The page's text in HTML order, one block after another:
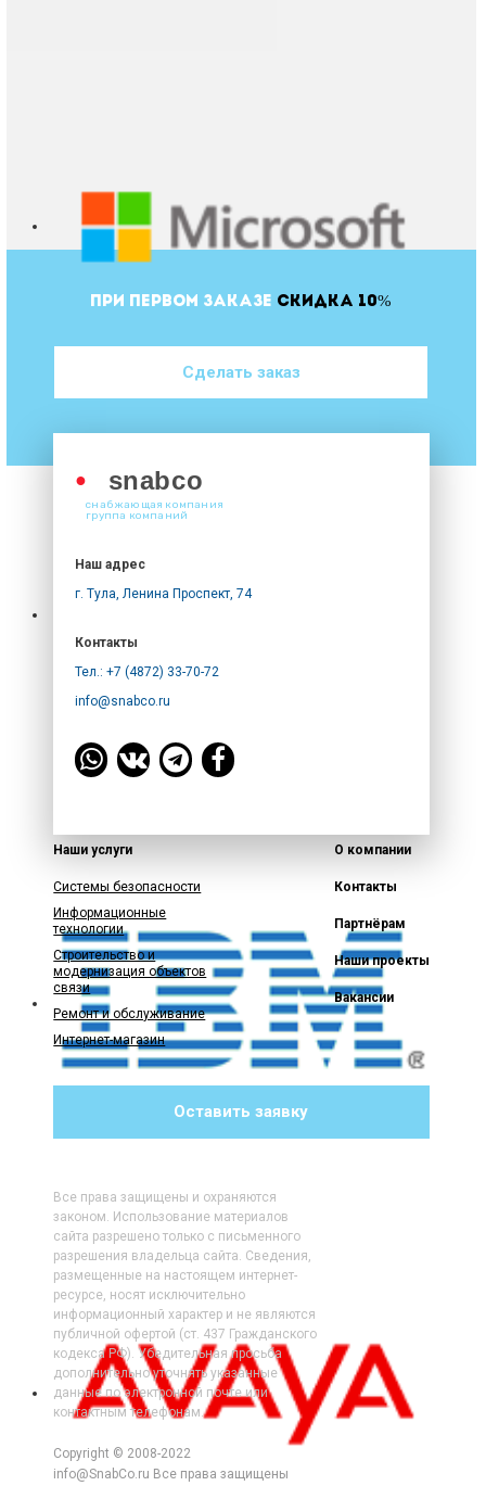
ПРИ ПЕРВОМ ЗАКАЗЕ СКИДКА 10%
Сделать заказ
● snabco
снабжающая компания
группа компаний
Наш адрес
г. Тула, Ленина Проспект, 74
Контакты
Тел.: +7 (4872) 33-70-72
info@snabco.ru
Наши услуги
Системы безопасности
Информационные
технологии
Строительство и
модернизация объектов
связи
Ремонт и обслуживание
Интернет-магазин
Оставить заявку
О компании
Контакты
Партнёрам
Наши проекты
Вакансии
Все права защищены и охраняются
законом. Использование материалов
сайта разрешено только с письменного
разрешения владельца сайта. Сведения,
размещенные на настоящем интернет-
ресурсе, носят исключительно
информационный характер и не являются
публичной офертой (ст. 437 Гражданского
кодекса РФ). Убедительная просьба
дополнительно уточнять указанные
данные по электронной почте или
контактным телефонам.
Copyright © 2008-2022
info@SnabCo.ru Все права защищены